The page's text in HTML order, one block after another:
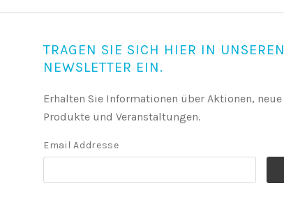
TRAGEN SIE SICH HIER IN UNSEREN
NEWSLETTER EIN.
Erhalten Sie Informationen über Aktionen, neue
Produkte und Veranstaltungen.
Email Addresse